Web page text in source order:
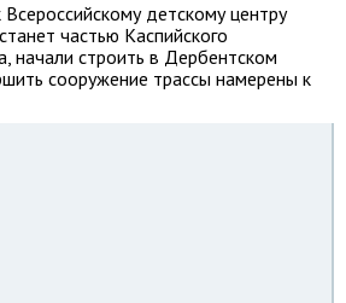
детскому центру
частью Каспийского
начали строить в Дербентском
сооружение трассы намерены к